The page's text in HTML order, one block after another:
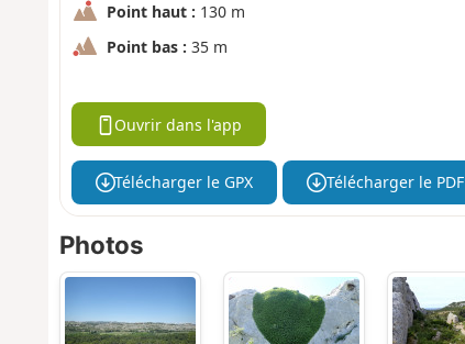
Point haut : 130 m
Point bas : 35 m
Ouvrir dans l'app
Télécharger le GPX Télécharger le PDF
Photos